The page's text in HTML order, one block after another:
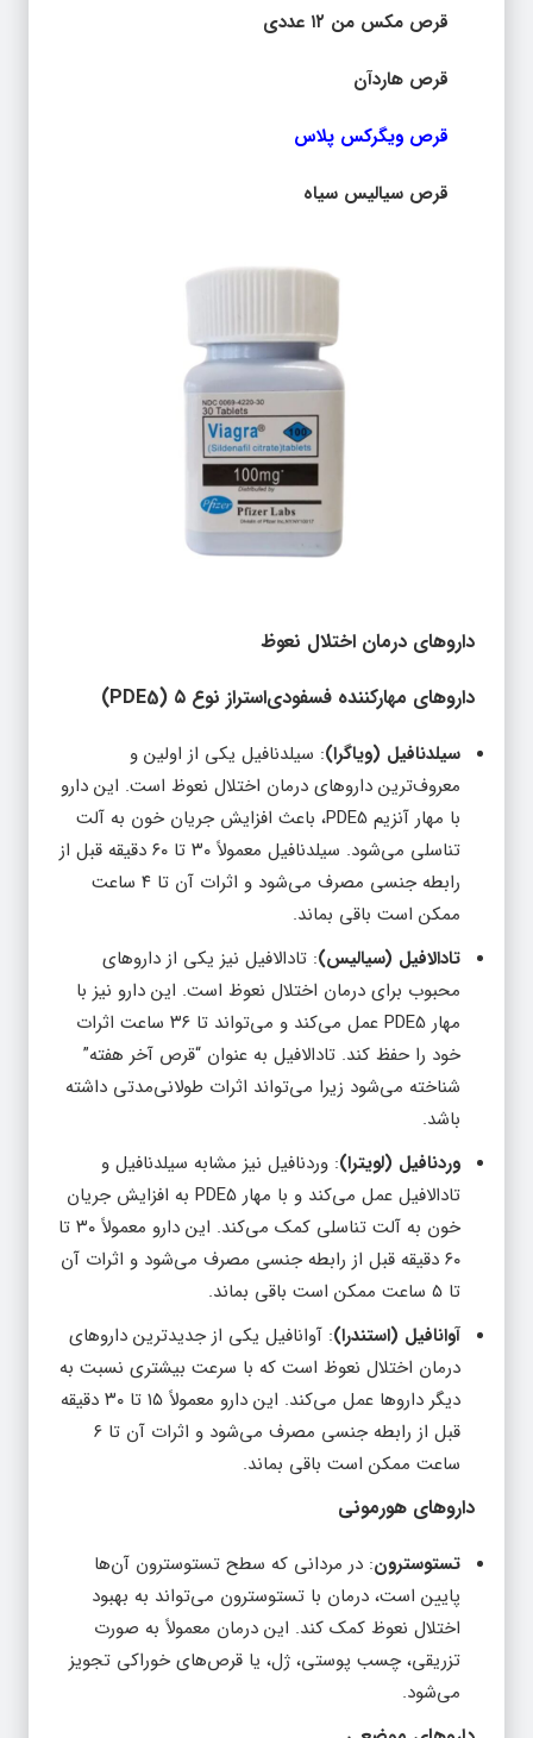
قرص مکس من ۱۲ عددی
قرص هاردآن
قرص ویگرکس پلاس
قرص سیالیس سیاه
داروهای درمان اختلال نعوظ
داروهای مهارکننده فسفودی‌استراز نوع ۵ (PDE5)
سیلدنافیل (ویاگرا): سیلدنافیل یکی از اولین و
معروف‌ترین داروهای درمان اختلال نعوظ است. این دارو
با مهار آنزیم PDE5، باعث افزایش جریان خون به آلت
تناسلی می‌شود. سیلدنافیل معمولاً ۳۰ تا ۶۰ دقیقه قبل از
رابطه جنسی مصرف می‌شود و اثرات آن تا ۴ ساعت
ممکن است باقی بماند.
تادالافیل (سیالیس): تادالافیل نیز یکی از داروهای
محبوب برای درمان اختلال نعوظ است. این دارو نیز با
مهار PDE5 عمل می‌کند و می‌تواند تا ۳۶ ساعت اثرات
خود را حفظ کند. تادالافیل به عنوان “قرص آخر هفته”
شناخته می‌شود زیرا می‌تواند اثرات طولانی‌مدتی داشته
باشد.
وردنافیل (لویترا): وردنافیل نیز مشابه سیلدنافیل و
تادالافیل عمل می‌کند و با مهار PDE5 به افزایش جریان
خون به آلت تناسلی کمک می‌کند. این دارو معمولاً ۳۰ تا
۶۰ دقیقه قبل از رابطه جنسی مصرف می‌شود و اثرات آن
تا ۵ ساعت ممکن است باقی بماند.
آوانافیل (استندرا): آوانافیل یکی از جدیدترین داروهای
درمان اختلال نعوظ است که با سرعت بیشتری نسبت به
دیگر داروها عمل می‌کند. این دارو معمولاً ۱۵ تا ۳۰ دقیقه
قبل از رابطه جنسی مصرف می‌شود و اثرات آن تا ۶
ساعت ممکن است باقی بماند.
داروهای هورمونی
تستوسترون: در مردانی که سطح تستوسترون آن‌ها
پایین است، درمان با تستوسترون می‌تواند به بهبود
اختلال نعوظ کمک کند. این درمان معمولاً به صورت
تزریقی، چسب پوستی، ژل، یا قرص‌های خوراکی تجویز
می‌شود.